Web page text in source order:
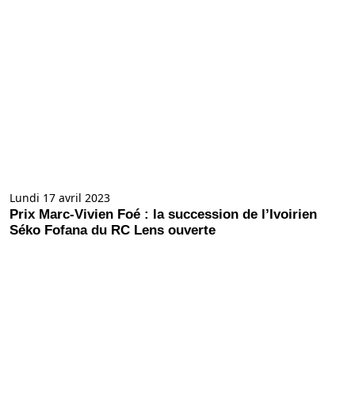
Lundi 17 avril 2023
Prix Marc-Vivien Foé : la succession de l’Ivoirien
Séko Fofana du RC Lens ouverte